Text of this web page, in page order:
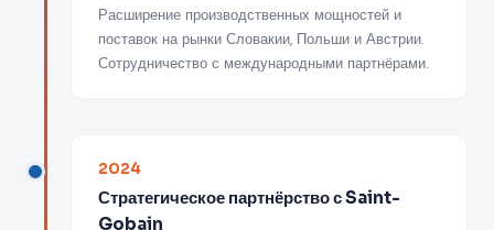
Расширение производственных мощностей и
поставок на рынки Словакии, Польши и Австрии.
Сотрудничество с международными партнёрами.
2024
Стратегическое партнёрство с Saint-
Gobain